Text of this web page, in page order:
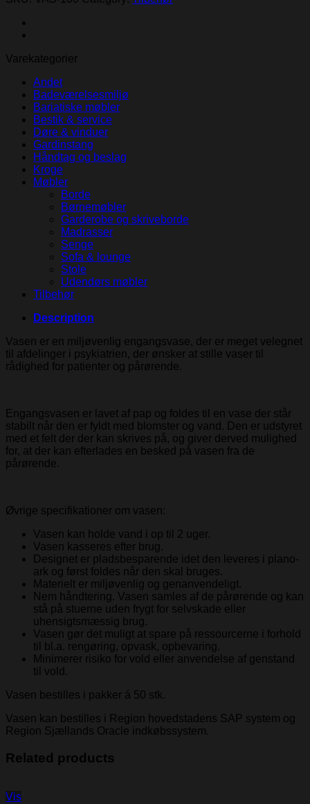
psykiatrien
quantity
Varekategorier
Andet
Badeværelsesmiljø
Bariatiske møbler
Bestik & service
Døre & vinduer
Gardinstang
Håndtag og beslag
Kroge
Møbler
Borde
Børnemøbler
Garderobe og skriveborde
Madrasser
Senge
Sofa & lounge
Stole
Udendørs møbler
Tilbehør
Description
Vasen er en miljøvenlig engangsvase, der er meget velegnet
til afdelinger i psykiatrien, der ønsker at stille vaser til
rådighed for patienter og pårørende.
Engangsvasen er lavet af pap og foldes til en vase der står
stabilt når den er fyldt med blomster og vand. Den er udstyret
med et felt der der kan skrives på, og giver derved mulighed
for, at der kan efterlades en besked på vasen fra de
pårørende.
Øvrige specifikationer om vasen:
Vasen kan holde vand i op til 2 uger.
Vasen kasseres efter brug.
Designet er pladsbesparende idet den leveres i plano-
ark og først foldes når den skal bruges.
Materielt er miljøvenlig og genanvendeligt.
Nem håndtering. Vasen samles af de pårørende og kan
stå på stuerne uden frygt for selvskade eller
uhensigtsmæssig brug.
Vasen gør det muligt at spare på ressourcerne i forhold
til bl.a. rengøring, opvask, opbevaring.
Minimerer risiko for vold eller anvendelse af genstand
til vold.
Vasen bestilles i pakker á 50 stk.
Vasen kan bestilles i Region hovedstadens SAP system og
Region Sjællands Oracle indkøbssystem.
Related products
Vis